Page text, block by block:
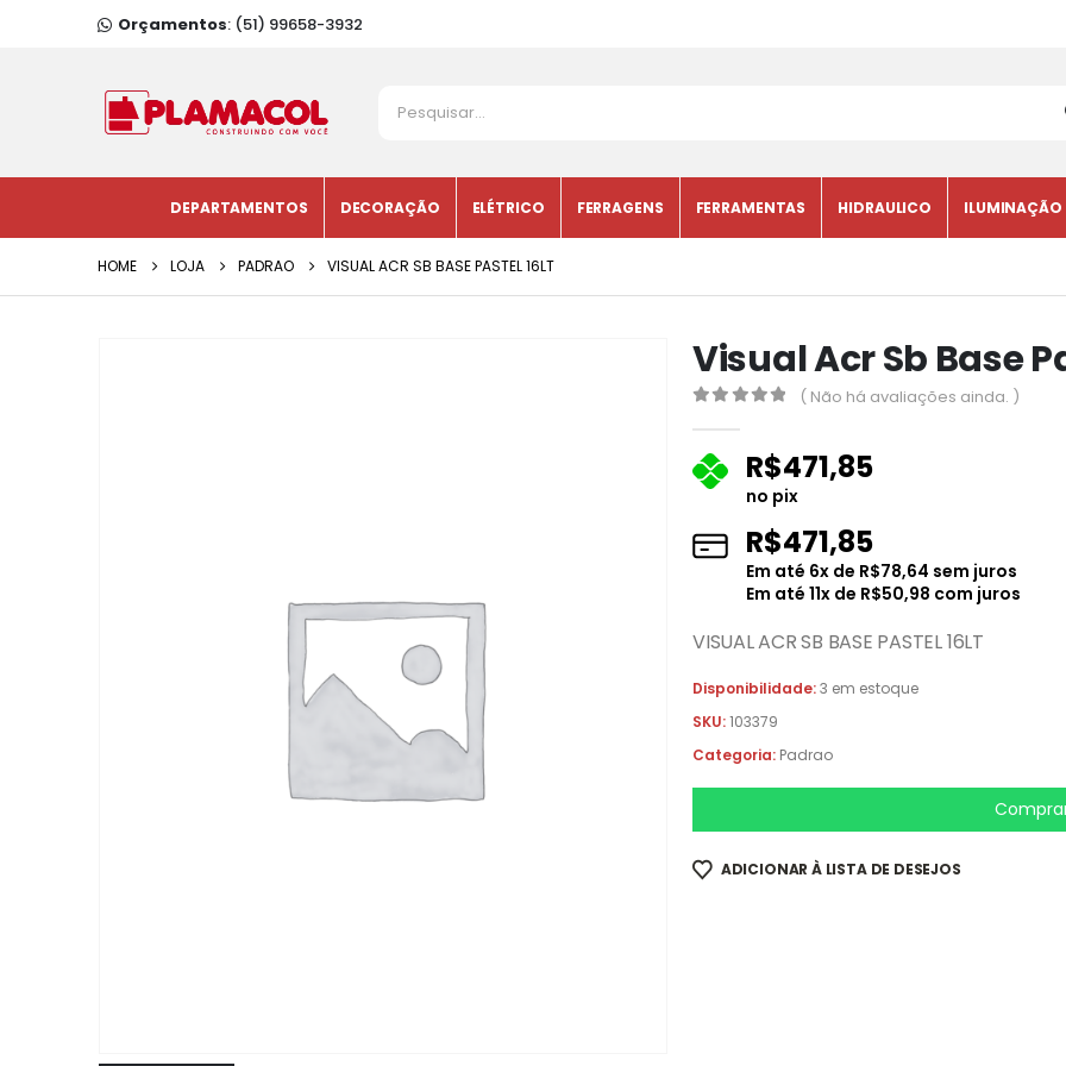
Orçamentos: (51) 99658-3932
DEPARTAMENTOS DECORAÇÃO ELÉTRICO FERRAGENS FERRAMENTAS HIDRAULICO ILUMINAÇÃO
HOME LOJA PADRAO VISUAL ACR SB BASE PASTEL 16LT
Visual Acr Sb Base
( Não há avaliações ainda. )
R$471,85
no pix
R$471,85
Em até 6x de R$78,64 sem juros
Em até 11x de R$50,98 com juros
VISUAL ACR SB BASE PASTEL 16LT
Disponibilidade:3 em estoque
SKU:103379
Categoria: Padrao
ADICIONAR À LISTA DE DESEJOS